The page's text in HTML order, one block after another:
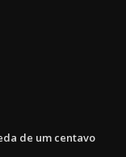
de um centavo